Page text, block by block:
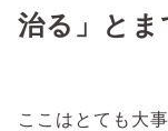
治る」と
ここはとても大